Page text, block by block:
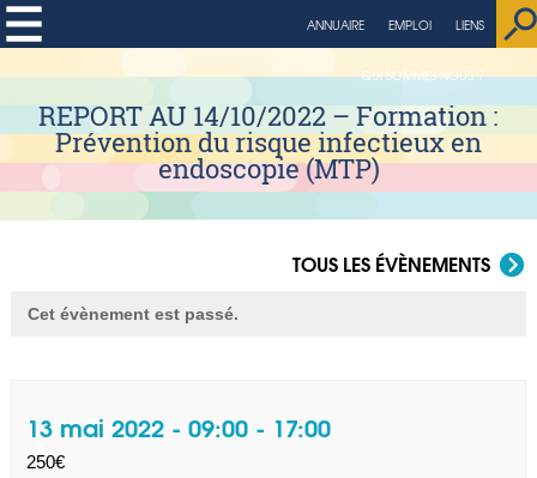
LIENS
EMPLOI
ANNUAIRE
QUI SOMMES NOUS ?
REPORT AU 14/10/2022 – Formation :
Prévention du risque infectieux en
endoscopie (MTP)
TOUS LES ÉVÈNEMENTS
Cet évènement est passé.
13 mai 2022 - 09:00- 17:00
250€